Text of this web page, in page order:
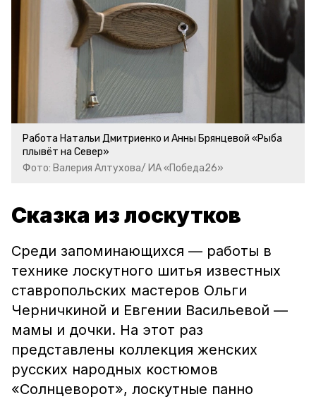
Работа Натальи Дмитриенко и Анны Брянцевой «Рыба
плывёт на Север»
Фото: Валерия Алтухова/ ИА «Победа26»
Сказка из лоскутков
Среди запоминающихся — работы в
технике лоскутного шитья известных
ставропольских мастеров Ольги
Черничкиной и Евгении Васильевой —
мамы и дочки. На этот раз
представлены коллекция женских
русских народных костюмов
«Солнцеворот», лоскутные панно